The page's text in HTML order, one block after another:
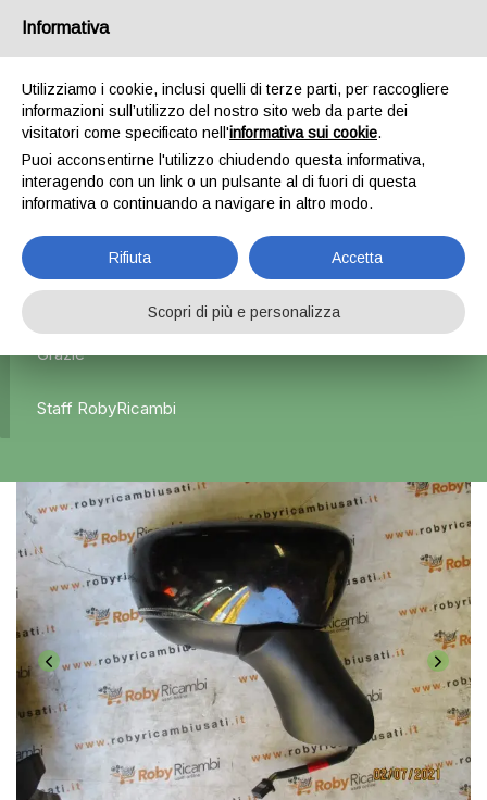
Home Esterni Specchietti retrovisori
Specchietto
retrovisore destro – Renault Clio 4 serie
L'azienda Resta Chiusa Dal 5.08 Al 31.08 Qualsiasi
Ordine Verrà Accettato Ma La Spedizione Ripartirà Dal 1
Grazie
Staff RobyRicambi
Informativa
Utilizziamo i cookie, inclusi quelli di terze parti, per raccogliere
informazioni sull’utilizzo del nostro sito web da parte dei
visitatori come specificato nell'informativa sui cookie.
Puoi acconsentirne l'utilizzo chiudendo questa informativa,
interagendo con un link o un pulsante al di fuori di questa
informativa o continuando a navigare in altro modo.
Rifiuta Accetta
Scopri di più e personalizza